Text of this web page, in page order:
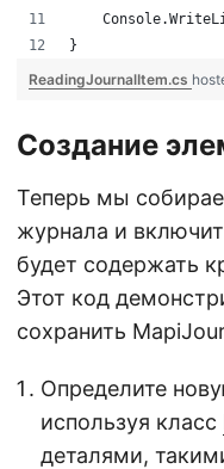
}
ReadingJournalItem.cs
Создание
Теперь мы
журнала и
будет содержать
Этот код
сохранить
Определите
используя класс
деталями,